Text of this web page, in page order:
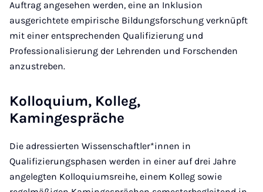
Auftrag angesehen werden, eine an Inklusion
ausgerichtete empirische Bildungsforschung verknüpft
mit einer entsprechenden Qualifizierung und
Professionalisierung der Lehrenden und Forschenden
anzustreben.
Kolloquium, Kolleg,
Kamingespräche
Die adressierten Wissenschaftler*innen in
Qualifizierungsphasen werden in einer auf drei Jahre
angelegten Kolloquiumsreihe, einem Kolleg sowie